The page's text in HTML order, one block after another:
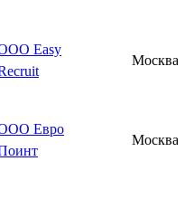
Easy
Москва
Евро
Москва